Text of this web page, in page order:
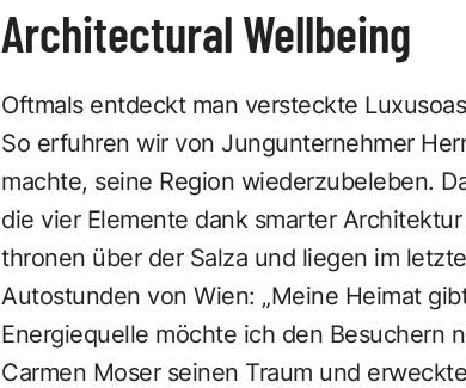
Architectural Wellbeing
Oftmals entdeckt man versteckte
So erfuhren wir von Jungunternehmer
machte, seine Region wiederzubeleben.
die vier Elemente dank smarter
thronen über der Salza und liegen im
Autostunden von Wien: „Meine Heimat
Energiequelle möchte ich den Besuchern
Carmen Moser seinen Traum und